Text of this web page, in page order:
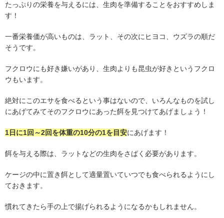
たっぷりの栄養を与えるには、生肉を準備することをおすすめしま
す！
一番栄養価が高いものは、ラット、その次にヒヨコ、ウズラの順だ
そうです。
フクロウにも好き嫌いがあり、生肉よりも昆虫が好きというフクロ
ウもいます。
絶対にこのエサを食べるという事はないので、いろんなものを試し
にあげてみてそのフクロウにあった餌を見つけてあげましょう！
1日に1回～2回を体重の10分の1を目安にあげます！
餌を与える際は、ラットなどの生肉をさばく必要があります。
ケージの中に置き餌として適量置いていつでも食べられるようにし
ておきます。
慣れてきたら手の上で揚げられるようになるかもしれません。